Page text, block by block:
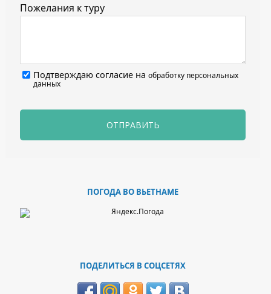
Пожелания к туру
Подтверждаю согласие на обработку персональных
данных
ОТПРАВИТЬ
ПОГОДА ВО ВЬЕТНАМЕ
ПОДЕЛИТЬСЯ В СОЦСЕТЯХ